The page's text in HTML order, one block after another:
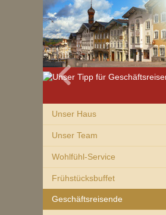
Unser Haus
Unser Team
Wohlfühl-Service
Frühstücksbuffet
Geschäftsreisende